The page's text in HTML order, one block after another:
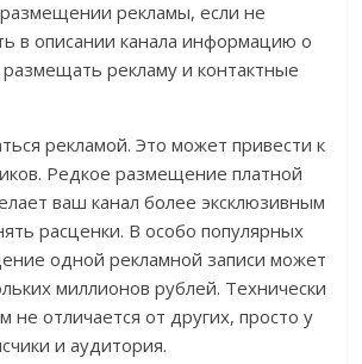
рекламы, если не
в описании канала информацию о
рекламу и контактные
рекламой. Это может привести к
Редкое размещение платной
ваш канал более эксклюзивным
расценки. В особо популярных
одной рекламной записи может
миллионов рублей. Технически
не отличается от других, просто у
и аудитория.